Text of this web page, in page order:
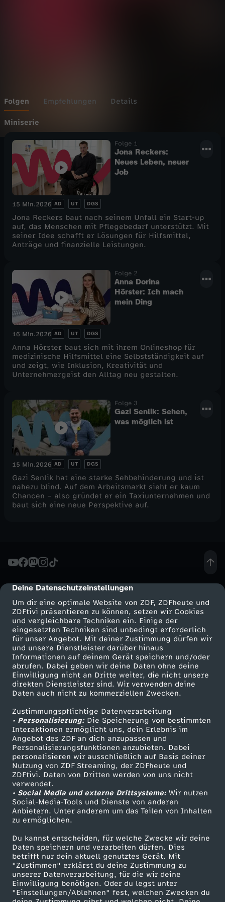
cmp-dialog-description
Deine Datenschutzeinstellungen
Um dir eine optimale Website von ZDF, ZDFheute und
ZDFtivi präsentieren zu können, setzen wir Cookies
und vergleichbare Techniken ein. Einige der
eingesetzten Techniken sind unbedingt erforderlich
für unser Angebot. Mit deiner Zustimmung dürfen wir
und unsere Dienstleister darüber hinaus
Informationen auf deinem Gerät speichern und/oder
abrufen. Dabei geben wir deine Daten ohne deine
Einwilligung nicht an Dritte weiter, die nicht unsere
direkten Dienstleister sind. Wir verwenden deine
Daten auch nicht zu kommerziellen Zwecken.
Zustimmungspflichtige Datenverarbeitung
• Personalisierung:Die Speicherung von bestimmten
Interaktionen ermöglicht uns, dein Erlebnis im
Angebot des ZDF an dich anzupassen und
Personalisierungsfunktionen anzubieten. Dabei
personalisieren wir ausschließlich auf Basis deiner
Nutzung von ZDF Streaming, der ZDFheute und
ZDFtivi. Daten von Dritten werden von uns nicht
verwendet.
• Social Media und externe Drittsysteme:Wir nutzen
Social-Media-Tools und Dienste von anderen
Anbietern. Unter anderem um das Teilen von Inhalten
zu ermöglichen.
Du kannst entscheiden, für welche Zwecke wir deine
Daten speichern und verarbeiten dürfen. Dies
betrifft nur dein aktuell genutztes Gerät. Mit
"Zustimmen" erklärst du deine Zustimmung zu
unserer Datenverarbeitung, für die wir deine
Einwilligung benötigen. Oder du legst unter
"Einstellungen/Ablehnen" fest, welchen Zwecken du
B
h
i
n
d
e
r
u
n
g
Folgen Empfehlungen Details
Miniserie
Folge 1
Jona Reckers:
Neues Leben, neuer
Job
15 Min.2026 AD UT DGS
Jona Reckers baut nach seinem Unfall ein Start-up
auf, das Menschen mit Pflegebedarf unterstützt. Mit
seiner Idee schafft er Lösungen für Hilfsmittel,
Anträge und finanzielle Leistungen.
Folge 2
Anna Dorina
Hörster: Ich mach
mein Ding
16 Min.2026 AD UT DGS
Anna Hörster baut sich mit ihrem Onlineshop für
medizinische Hilfsmittel eine Selbstständigkeit auf
und zeigt, wie Inklusion, Kreativität und
Unternehmergeist den Alltag neu gestalten.
Folge 3
Gazi Senlik: Sehen,
was möglich ist
15 Min.2026 AD UT DGS
Gazi Senlik hat eine starke Sehbehinderung und ist
nahezu blind. Auf dem Arbeitsmarkt sieht er kaum
Chancen – also gründet er ein Taxiunternehmen und
baut sich eine neue Perspektive auf.
Mehr ZDF
ZDF-Apps
Smart TV
ZDFtext
Livestreams
Sendungen A-Z
TV-Programm
Service
ZDFmitreden
Kontakt zum ZDF
Tickets
Zuschauerservice
Hilfe
ZDF Unternehmen
Karriere
ZDF goes Schule
Werbefernsehen
Mainzelmännchen